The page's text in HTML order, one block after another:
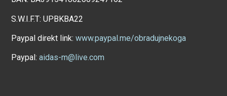
S.W.I.F.T: UPBKBA22
Paypal direkt link:www.paypal.me/obradujnekoga
Paypal:aidas-m@live.com